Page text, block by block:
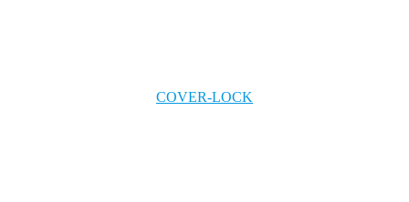
COVER-LOCK